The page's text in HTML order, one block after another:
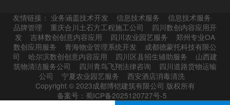
友情链接： 业务涵盖技术开发 信息技术服务
信息技术服务
品牌管理
重庆合川土石方工程施工公司
四川数创内容应用开
发
吉林数创创意内容应用 四川农业园艺服务
郑州专业OA
数创应用服务
青海物业管理系统开发
成都德蒙托科技有限公
司
哈尔滨数创创意内容应用 四川区县招生辅助服务
山西建
筑物清洁服务公司
四川青鸟飞翔法律咨询
四川道路货物运输
公司
宁夏农业园艺服务
西安酒店消毒清洗
Copyright © 2023成都博铠建筑有限公司 版权所有
备案号：蜀ICP备2025120727号-5